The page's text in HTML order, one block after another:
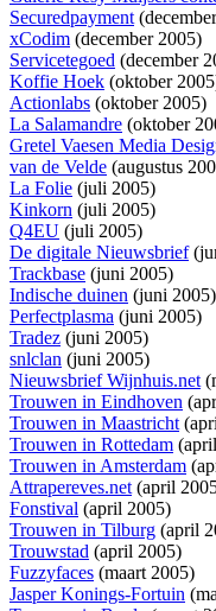
Securedpayment
xCodim (december 2005)
Servicetegoed (december
Koffie Hoek (oktober
Actionlabs (oktober 2005)
La Salamandre (oktober
Gretel Vaesen Media
van de Velde (augustus
La Folie (juli 2005)
Kinkorn (juli 2005)
Q4EU (juli 2005)
De digitale Nieuwsbrief
Trackbase (juni 2005)
Indische duinen (juni 2005)
Perfectplasma (juni 2005)
Tradez (juni 2005)
snlclan (juni 2005)
Nieuwsbrief Wijnhuis.net
Trouwen in Eindhoven
Trouwen in Maastricht
Trouwen in Rottedam
Trouwen in Amsterdam
Attrapereves.net(april
Fonstival (april 2005)
Trouwen in Tilburg (april
Trouwstad (april 2005)
Fuzzyfaces (maart 2005)
Jasper Konings-Fortuin